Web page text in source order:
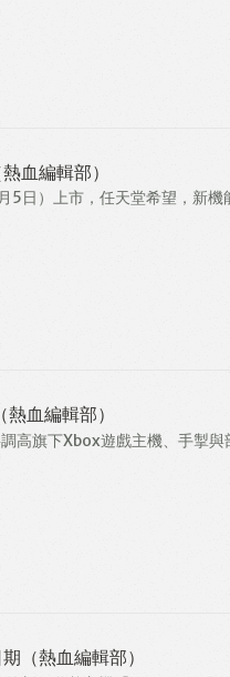
血編輯部）
5日）上市，任天堂希望，新機
血編輯部）
高旗下Xbox遊戲主機、手掣與
（熱血編輯部）